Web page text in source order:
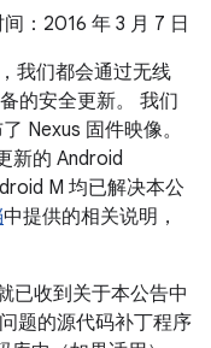
：2016 年 3 月 7 日
我们都会通过无线
的安全更新。 我们
Nexus 固件映像。
新的 Android
M 均已解决本公
中提供的相关说明，
已收到关于本公告中
题的源代码补丁程序